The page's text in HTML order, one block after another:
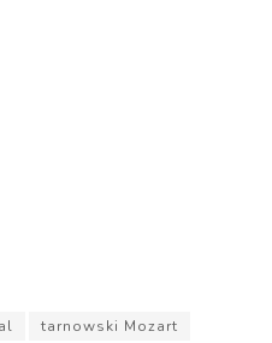
tarnowski Mozart